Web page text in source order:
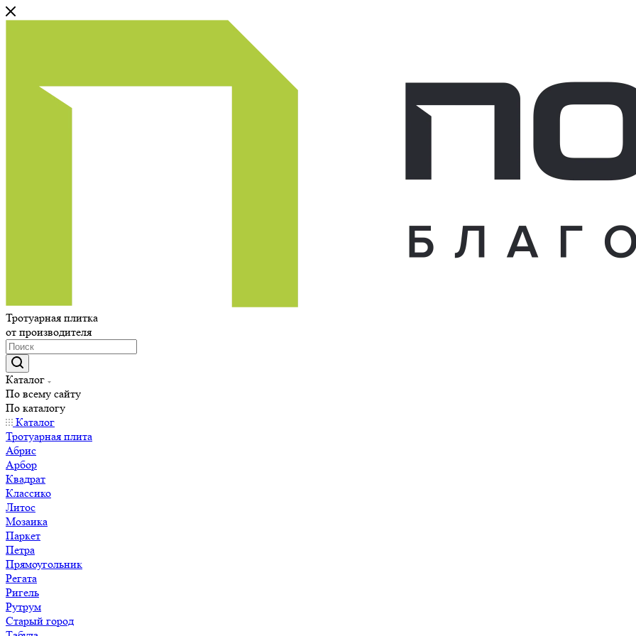
Тротуарная плитка
от производителя
Каталог
По всему сайту
По каталогу
Каталог
Тротуарная плита
Абрис
Арбор
Квадрат
Классико
Литос
Мозаика
Паркет
Петра
Прямоугольник
Регата
Ригель
Рутрум
Старый город